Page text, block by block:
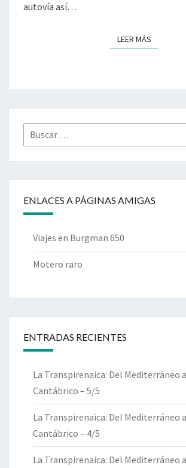
autovía así…
LEER MÁSLEER MÁS
Buscar
por:
ENLACES A PÁGINAS AMIGAS
Viajes en Burgman 650
Motero raro
ENTRADAS RECIENTES
La Transpirenaica: Del Mediterráneo
Cantábrico – 5/5
La Transpirenaica: Del Mediterráneo
Cantábrico – 4/5
La Transpirenaica: Del Mediterráneo